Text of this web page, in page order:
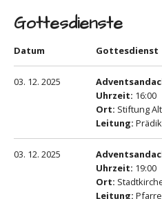
Gottesdienste
Datum Gottesdienst
03. 12. 2025
Uhrzeit: 16:00
Ort: Stiftung
Leitung:
03. 12. 2025
Uhrzeit: 19:00
Ort:
Leitung: